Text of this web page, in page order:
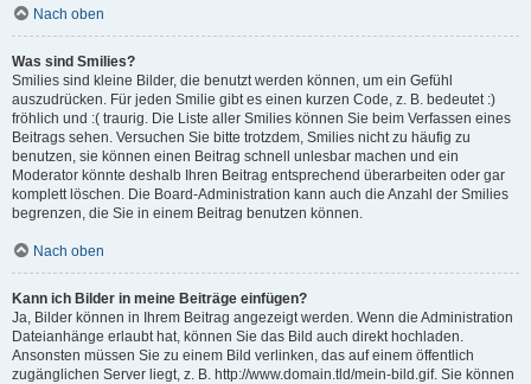
Nach oben
Was sind Smilies?
Smilies sind kleine Bilder, die benutzt werden können, um ein Gefühl
auszudrücken. Für jeden Smilie gibt es einen kurzen Code, z. B. bedeutet :)
fröhlich und :( traurig. Die Liste aller Smilies können Sie beim Verfassen eines
Beitrags sehen. Versuchen Sie bitte trotzdem, Smilies nicht zu häufig zu
benutzen, sie können einen Beitrag schnell unlesbar machen und ein
Moderator könnte deshalb Ihren Beitrag entsprechend überarbeiten oder gar
komplett löschen. Die Board-Administration kann auch die Anzahl der Smilies
begrenzen, die Sie in einem Beitrag benutzen können.
Nach oben
Kann ich Bilder in meine Beiträge einfügen?
Ja, Bilder können in Ihrem Beitrag angezeigt werden. Wenn die Administration
Dateianhänge erlaubt hat, können Sie das Bild auch direkt hochladen.
Ansonsten müssen Sie zu einem Bild verlinken, das auf einem öffentlich
zugänglichen Server liegt, z. B. http://www.domain.tld/mein-bild.gif. Sie können